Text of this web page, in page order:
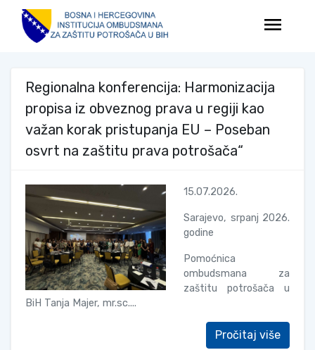
menu
Regionalna konferencija: Harmonizacija
propisa iz obveznog prava u regiji kao
važan korak pristupanja EU – Poseban
osvrt na zaštitu prava potrošača“
15.07.2026.
Sarajevo, srpanj 2026.
godine
Pomoćnica
ombudsmana za
zaštitu potrošača u
BiH Tanja Majer, mr.sc....
Pročitaj više